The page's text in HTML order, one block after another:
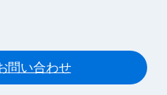
問い合わせ